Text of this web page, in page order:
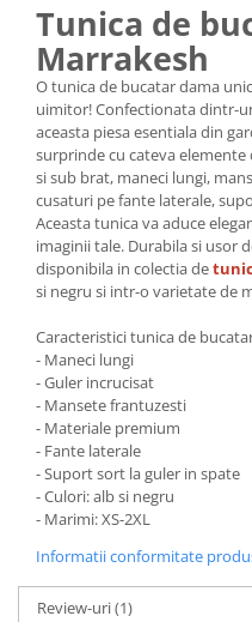
Tunica de
Marrakesh
O tunica de bucatar dama
uimitor! Confectionata dintr-
aceasta piesa esentiala din
surprinde cu cateva
si sub brat, maneci lungi,
cusaturi pe fante laterale,
Aceasta tunica va aduce
imaginii tale. Durabila si usor
disponibila in colectia de
si negru si intr-o varietate de
Caracteristici tunica de
- Maneci lungi
- Guler incrucisat
- Mansete frantuzesti
- Materiale premium
- Fante laterale
- Suport sort la guler in spate
- Culori: alb si negru
- Marimi: XS-2XL
Informatii conformitate
Review-uri(1)